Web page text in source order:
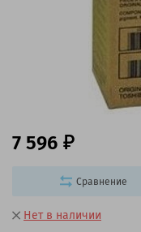
Нет в наличии
7 596
Сравнение